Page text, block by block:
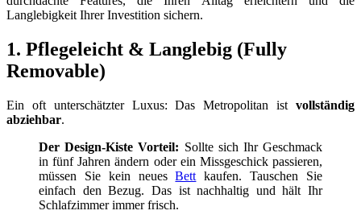
Langlebigkeit Ihrer Investition sichern.
1. Pflegeleicht & Langlebig (Fully
Removable)
Ein oft unterschätzter Luxus: Das Metropolitan ist vollständig
abziehbar.
Der Design-Kiste Vorteil: Sollte sich Ihr Geschmack
in fünf Jahren ändern oder ein Missgeschick passieren,
müssen Sie kein neuesBett kaufen. Tauschen Sie
einfach den Bezug. Das ist nachhaltig und hält Ihr
Schlafzimmer immer frisch.